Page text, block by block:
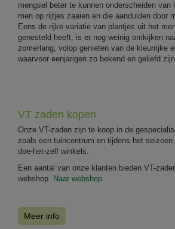
mengsel beter te kunnen onderscheiden van
men op rijtjes zaaien en die aanduiden door
Eens de rijke variatie van plantjes uit het
genesteld heeft, is er nog weinig omkijken
zomerlang, volop genieten van de kleurrijke
waarvoor eenjarigen zo bekend en geliefd
VT zaden kopen
Onze VT-zaden zijn te koop in de
zoals een tuincentrum en tijdens het
doe-het-zelf winkels.
Een aantal van onze klanten bieden VT-
webshop. Naar webshop
Meer info